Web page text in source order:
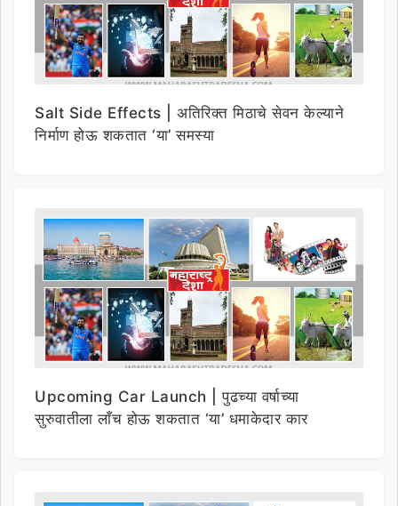
Salt Side Effects | अतिरिक्त मिठाचे सेवन केल्याने
निर्माण होऊ शकतात ‘या’ समस्या
Upcoming Car Launch | पुढच्या वर्षाच्या
सुरुवातीला लाँच होऊ शकतात ‘या’ धमाकेदार कार